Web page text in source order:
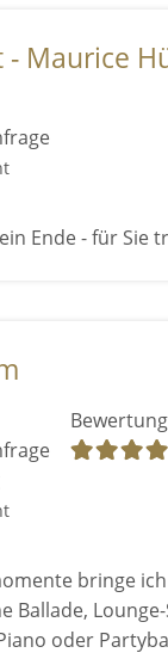
Maurice
Ende - für Sie
bringe
Ballade,
oder